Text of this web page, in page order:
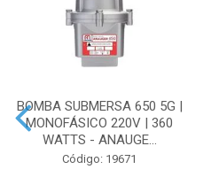
BOMBA SUBMERSA 650 5G |
MONOFÁSICO 220V | 360
WATTS - ANAUGE...
Código: 19671